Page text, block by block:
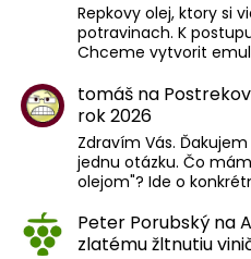
Repkovy olej, ktory si
potravinach. K
Chceme vytvorit
tomáš na
rok 2026
Zdravím Vás.
jednu otázku. Čo
olejom"? Ide o
Peter Porubský na
zlatému žltnutiu